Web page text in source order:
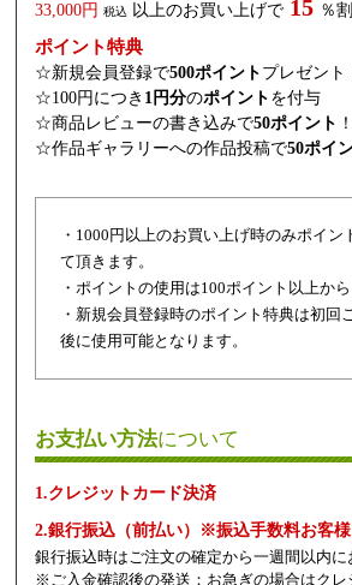
33,000円 税込 以上のお買い上げで 15 ％割
ポイント特典
☆新規会員登録で500ポイント プレゼント
☆100円につき 1円分のポイント を付与
☆商品レビューの書き込みで50ポイント ！
☆作品ギャラリーへの作品投稿で50ポイ
・1000円以上のお買い上げ時のみポイン
て頂きます。
・ポイントの使用は100ポイント以上か
・新規会員登録時のポイント特典は初回
後に使用可能となります。
お支払い方法について
1.クレジットカード決済
2.銀行振込（前払い）※振込手数料お客
銀行振込時はご注文の確定から一週間以内に
※ご入金確認後の発送：お急ぎの場合はクレ